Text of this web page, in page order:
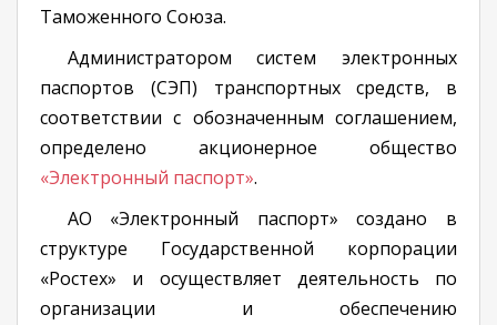
Таможенного Союза.
Администратором систем электронных
паспортов (СЭП) транспортных средств, в
соответствии с обозначенным соглашением,
определено акционерное общество
«Электронный паспорт».
АО «Электронный паспорт» создано в
структуре Государственной корпорации
«Ростех» и осуществляет деятельность по
организации и обеспечению